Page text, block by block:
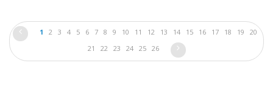
1 2 3 4 5 6 7 8 9 10 11 12 13 14 15 16 17 18 19
20
21
22 23 24 25 26